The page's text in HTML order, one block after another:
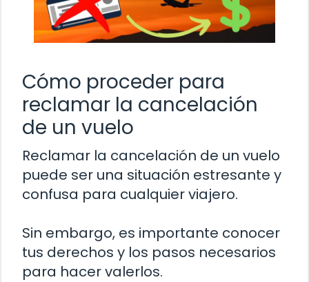
Cómo proceder para
reclamar la cancelación
de un vuelo
Reclamar la cancelación de un vuelo
puede ser una situación estresante y
confusa para cualquier viajero.
Sin embargo, es importante conocer
tus derechos y los pasos necesarios
para hacer valerlos.